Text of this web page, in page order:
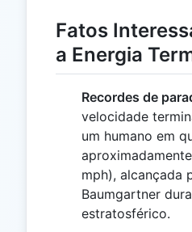
Fatos
a Energia
Recordes de
velocidade
um humano em
mph), alcançada
Baumgartner
estratosférico.